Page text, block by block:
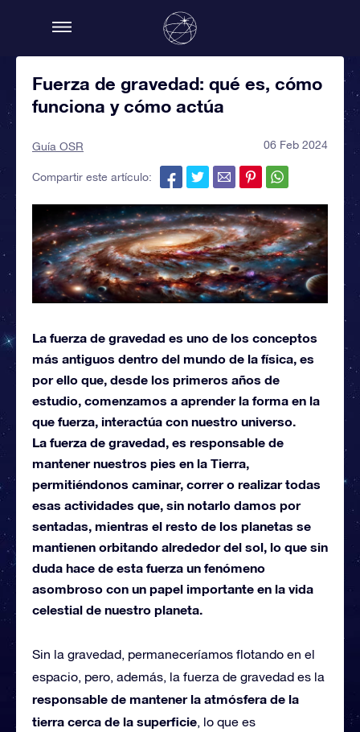
Fuerza de gravedad: qué es, cómo
funciona y cómo actúa
Guía OSR 06 Feb 2024
Compartir este artículo:
La fuerza de gravedad es uno de los conceptos
más antiguos dentro del mundo de la física, es
por ello que, desde los primeros años de
estudio, comenzamos a aprender la forma en la
que fuerza, interactúa con nuestro universo.
La fuerza de gravedad, es responsable de
mantener nuestros pies en la Tierra,
permitiéndonos caminar, correr o realizar todas
esas actividades que, sin notarlo damos por
sentadas, mientras el resto de los planetas se
mantienen orbitando alrededor del sol, lo que sin
duda hace de esta fuerza un fenómeno
asombroso con un papel importante en la vida
celestial de nuestro planeta.
Sin la gravedad, permaneceríamos flotando en el
espacio, pero, además, la fuerza de gravedad es la
responsable de mantener la atmósfera de la
tierra cerca de la superficie, lo que es